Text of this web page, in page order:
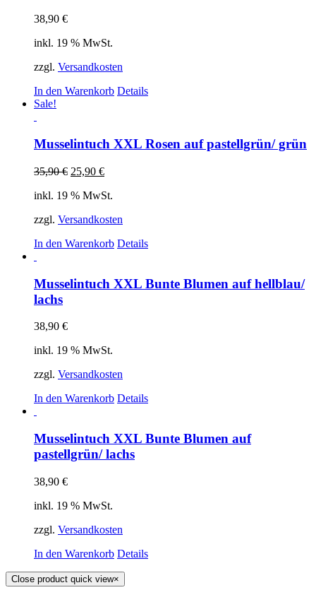
38,90 €
inkl. 19 % MwSt.
zzgl. Versandkosten
In den Warenkorb Details
Sale!
Musselintuch XXL Rosen auf pastellgrün/ grün
35,90€ 25,90 €
inkl. 19 % MwSt.
zzgl. Versandkosten
In den Warenkorb Details
Musselintuch XXL Bunte Blumen auf hellblau/
lachs
38,90 €
inkl. 19 % MwSt.
zzgl. Versandkosten
In den Warenkorb Details
Musselintuch XXL Bunte Blumen auf
pastellgrün/ lachs
38,90 €
inkl. 19 % MwSt.
zzgl. Versandkosten
In den Warenkorb Details
Close product quick view×